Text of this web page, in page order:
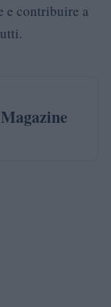
e contribuire a